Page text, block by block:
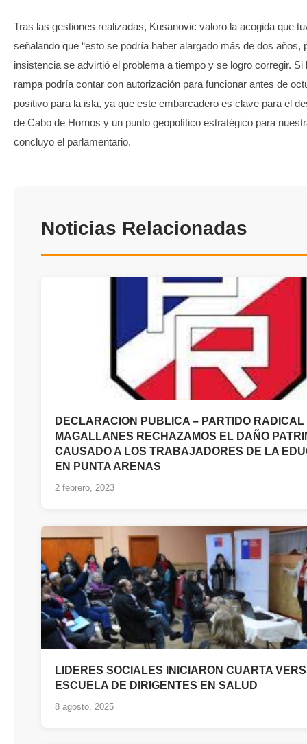
Tras las gestiones realizadas, Kusanovic valoro la acogida que
señalando que “esto se podría haber alargado más de dos años,
insistencia se advirtió el problema a tiempo y se logro corregir. Si
rampa podría contar con autorización para funcionar antes de
positivo para la isla, ya que este embarcadero es clave para el
de Cabo de Hornos y un punto geopolítico estratégico para
concluyo el parlamentario.
Noticias Relacionadas
DECLARACION PUBLICA – PARTIDO RADICAL
MAGALLANES RECHAZAMOS EL DAÑO
CAUSADO A LOS TRABAJADORES DE LA
EN PUNTA ARENAS
2 febrero, 2023
LIDERES SOCIALES INICIARON CUARTA
ESCUELA DE DIRIGENTES EN SALUD
8 agosto, 2025